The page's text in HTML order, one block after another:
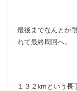
最後までなんとか
れて最終周回へ。
１３２kmという長